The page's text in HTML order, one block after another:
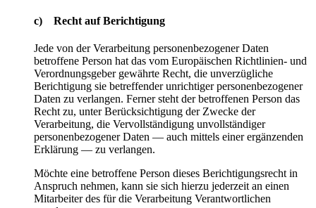
c) Recht auf Berichtigung
Jede von der Verarbeitung personenbezogener Daten
betroffene Person hat das vom Europäischen Richtlinien- und
Verordnungsgeber gewährte Recht, die unverzügliche
Berichtigung sie betreffender unrichtiger personenbezogener
Daten zu verlangen. Ferner steht der betroffenen Person das
Recht zu, unter Berücksichtigung der Zwecke der
Verarbeitung, die Vervollständigung unvollständiger
personenbezogener Daten — auch mittels einer ergänzenden
Erklärung — zu verlangen.
Möchte eine betroffene Person dieses Berichtigungsrecht in
Anspruch nehmen, kann sie sich hierzu jederzeit an einen
Mitarbeiter des für die Verarbeitung Verantwortlichen